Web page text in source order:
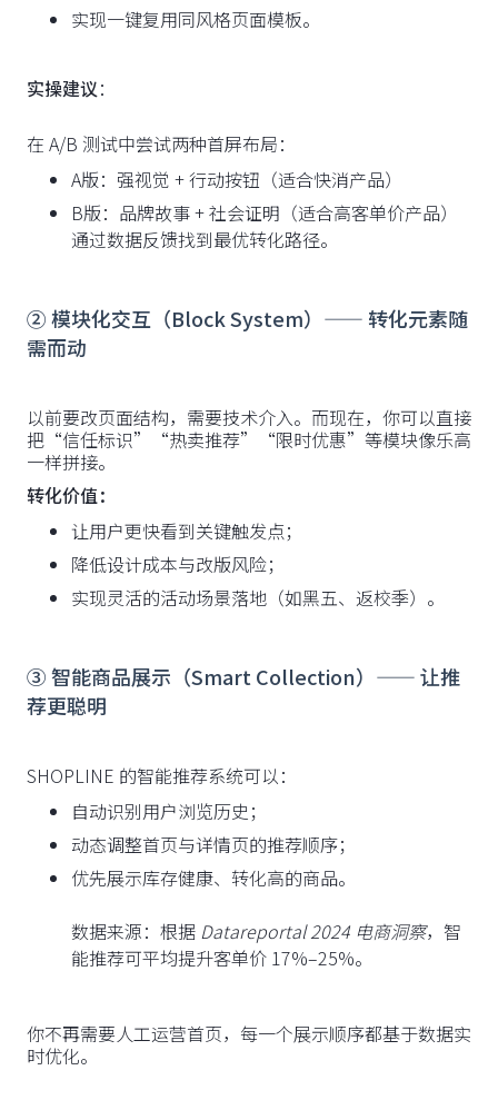
实现一键复用同风格页面模板。
实操建议：
在 A/B 测试中尝试两种首屏布局：
A版：强视觉 + 行动按钮（适合快消产品）
B版：品牌故事 + 社会证明（适合高客单价产品）
通过数据反馈找到最优转化路径。
② 模块化交互（Block System）—— 转化元素随
需而动
以前要改页面结构，需要技术介入。而现在，你可以直接
把“信任标识”“热卖推荐”“限时优惠”等模块像乐高
一样拼接。
转化价值：
让用户更快看到关键触发点；
降低设计成本与改版风险；
实现灵活的活动场景落地（如黑五、返校季）。
③ 智能商品展示（Smart Collection）—— 让推
荐更聪明
SHOPLINE 的智能推荐系统可以：
自动识别用户浏览历史；
动态调整首页与详情页的推荐顺序；
优先展示库存健康、转化高的商品。
数据来源：根据 Datareportal 2024 电商洞察，智
能推荐可平均提升客单价 17%–25%。
你不再需要人工运营首页，每一个展示顺序都基于数据实
时优化。